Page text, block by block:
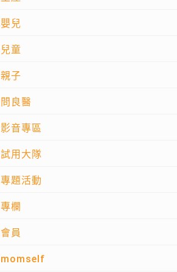
嬰兒
兒童
親子
問良醫
影音專區
試用大隊
專題活動
專欄
會員
momself